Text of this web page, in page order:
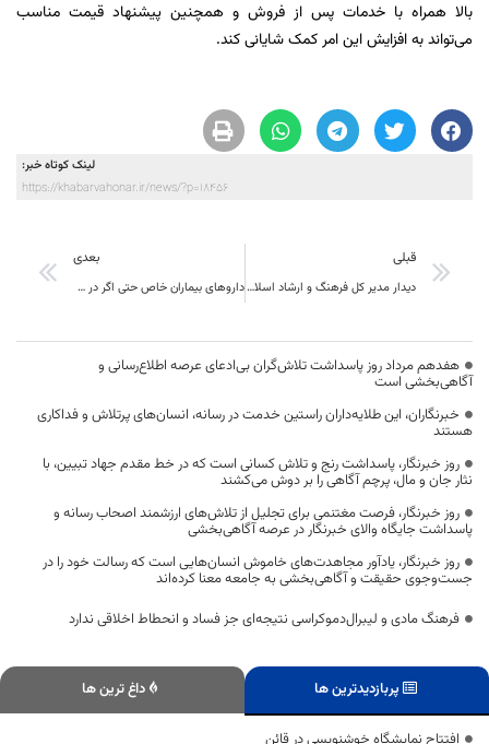
بالا همراه با خدمات پس از فروش و همچنین پیشنهاد قیمت مناسب
می‌تواند به افزایش این امر کمک شایانی کند.
لینک کوتاه خبر:
https://khabarvahonar.ir/news/?p=18456
قبلی
دیدار مدیر کل فرهنگ و ارشاد اسلامی خراسان جنوبی با مدیر کل کانون پرورش فکری کودکان و نوجوانان استان
بعدی
دارو‌های بیماران خاص حتی اگر در داروخانه موجود نباشد در اسرع وقت تامین می‌شود.
هفدهم مرداد روز پاسداشت تلاش‌گران بی‌ادعای عرصه اطلاع‌رسانی و
آگاهی‌بخشی است
خبرنگاران، این طلایه‌داران راستین خدمت در رسانه، انسان‌های پرتلاش و فداکاری
هستند
روز خبرنگار، پاسداشت رنج و تلاش کسانی است که در خط مقدم جهاد تبیین، با
نثار جان و مال، پرچم آگاهی را بر دوش می‌کشند
روز خبرنگار، فرصت مغتنمی برای تجلیل از تلاش‌های ارزشمند اصحاب رسانه و
پاسداشت جایگاه والای خبرنگار در عرصه آگاهی‌بخشی
روز خبرنگار، یادآور مجاهدت‌های خاموش انسان‌هایی است که رسالت خود را در
جست‌وجوی حقیقت و آگاهی‌بخشی به جامعه معنا کرده‌اند
فرهنگ مادی و لیبرال‌دموکراسی نتیجه‌ای جز فساد و انحطاط اخلاقی ندارد
پربازدیدترین ها داغ ترین ها
افتتاح نمایشگاه خوشنویسی در قائن